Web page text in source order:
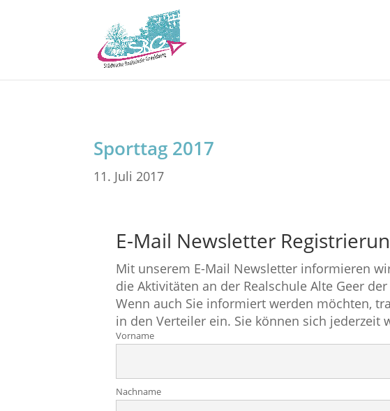
Sporttag 2017
11. Juli 2017
E-Mail Newsletter
Mit unserem E-Mail Newsletter informieren
die Aktivitäten an der Realschule Alte Geer
Wenn auch Sie informiert werden möchten,
in den Verteiler ein. Sie können sich jederzeit
Vorname
Nachname